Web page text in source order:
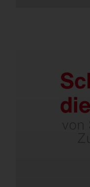
Dank
Minimale